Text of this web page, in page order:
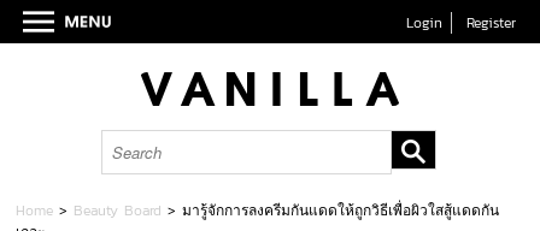
Login Register
Home > Beauty Board >มารู้จักการลงครีมกันแดดให้ถูกวิธีเพื่อผิวใสสู้แดดกัน